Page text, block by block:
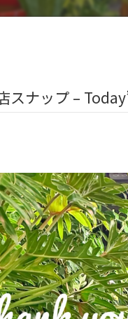
スナップ –